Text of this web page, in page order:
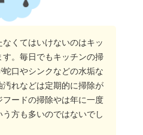
くてはいけないのはキッ
。毎日でもキッチンの掃
口やシンクなどの水垢な
れなどは定期的に掃除が
ードの掃除やは年に一度
方も多いのではないでし